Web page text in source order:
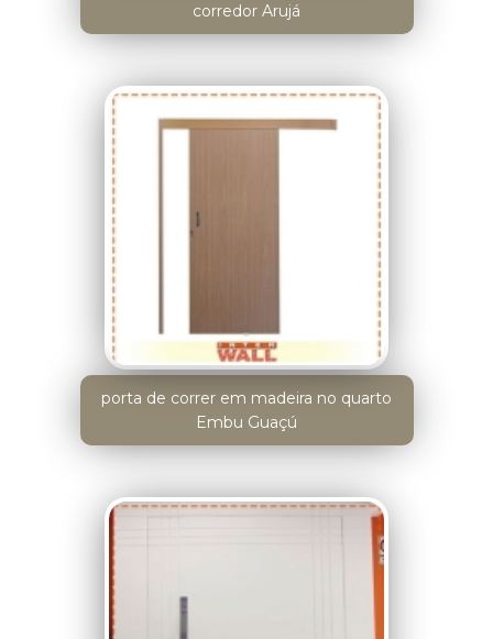
corredor Arujá
porta de correr em madeira no quarto
Embu Guaçú